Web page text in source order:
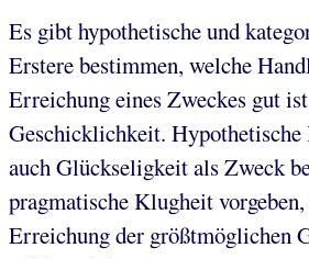
Es gibt hypothetische und
Erstere bestimmen, welche
Erreichung eines Zweckes gut
Geschicklichkeit. Hypothetische
auch Glückseligkeit als Zweck
pragmatische Klugheit
Erreichung der größtmöglichen